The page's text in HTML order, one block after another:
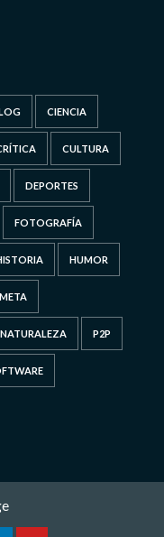
CIENCIA
CULTURA
DEPORTES
FOTOGRAFÍA
HUMOR
META
NATURALEZA P2P